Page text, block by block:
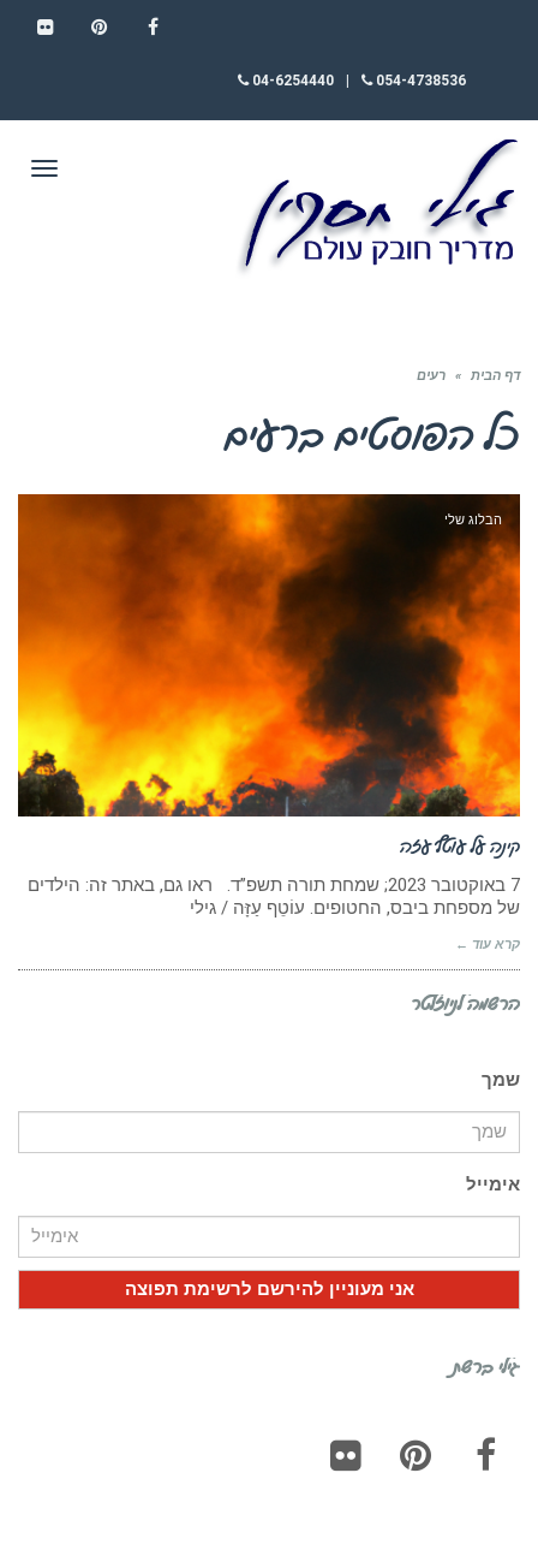
054-4738536
04-6254440
דף הבית » רעים
כל הפוסטים ברעים
הבלוג שלי
קינה על עוטף עזה
7 באוקטובר 2023; שמחת תורה תשפ”ד. ראו גם, באתר זה: הילדים
של מספחת ביבס, החטופים. עוֹטֵף עַזָּה / גילי
קרא עוד ←
הרשמה לניוזלטר
שמך
אימייל
גילי ברשת